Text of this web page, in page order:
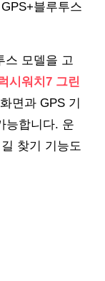
블루투스
스 모델을 고
시워치7 그린
면과 GPS 기
능합니다. 운
찾기 기능도